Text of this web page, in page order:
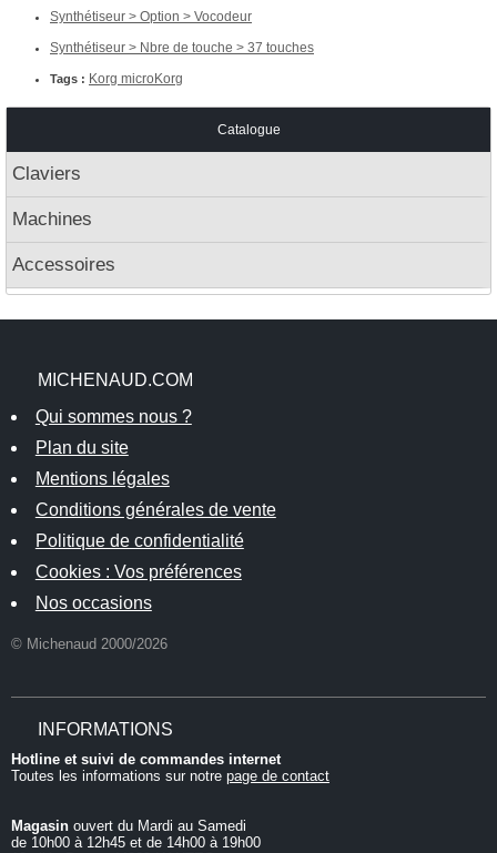
Synthétiseur > Option > Vocodeur
Synthétiseur > Nbre de touche > 37 touches
Tags : Korg microKorg
Catalogue
Claviers
Machines
Accessoires
MICHENAUD.COM
Qui sommes nous ?
Plan du site
Mentions légales
Conditions générales de vente
Politique de confidentialité
Cookies : Vos préférences
Nos occasions
© Michenaud 2000/2026
INFORMATIONS
Hotline et suivi de commandes internet
Toutes les informations sur notre page de contact
Magasin ouvert du Mardi au Samedi
de 10h00 à 12h45 et de 14h00 à 19h00